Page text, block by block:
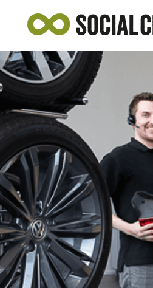
AANBOD
SOCIAAL ONDERNEMEN
VEELGESTELDE VRAGEN
NIEUWS
AANMELDEN ALS ONDERNEMER